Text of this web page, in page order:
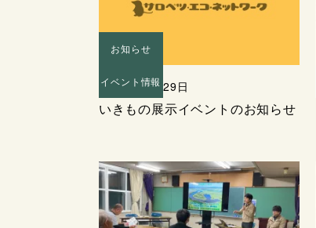
お知らせ
イベント情報
2025年07月29日
いきもの展示イベントのお知らせ